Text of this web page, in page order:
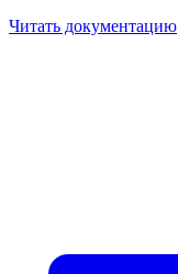
Читать документацию